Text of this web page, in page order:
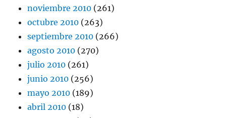
noviembre 2010 (261)
octubre 2010 (263)
septiembre 2010 (266)
agosto 2010 (270)
julio 2010 (261)
junio 2010 (256)
mayo 2010 (189)
abril 2010 (18)